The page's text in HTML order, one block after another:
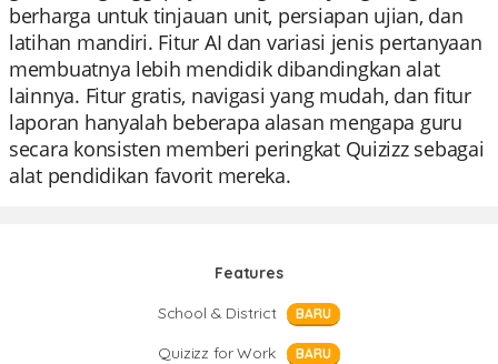
berharga untuk tinjauan unit, persiapan ujian, dan
latihan mandiri. Fitur AI dan variasi jenis pertanyaan
membuatnya lebih mendidik dibandingkan alat
lainnya. Fitur gratis, navigasi yang mudah, dan fitur
laporan hanyalah beberapa alasan mengapa guru
secara konsisten memberi peringkat Quizizz sebagai
alat pendidikan favorit mereka.
Features
School & District
BARU
Quizizz for Work BARU